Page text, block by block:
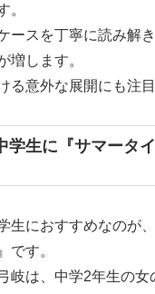
。
ースを丁寧に読み解
増します。
る意外な展開にも注目
学生に『サマータ
生におすすめなのが
です。
岐は、中学2年生の女